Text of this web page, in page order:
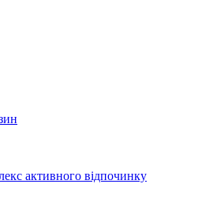
активного відпочинку